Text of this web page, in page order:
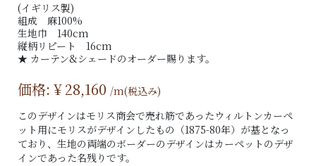
(イギリス製)
組成 麻100%
生地巾 140cm
縦柄リピート 16cm
★ カーテン&シェードのオーダー賜ります。
価格: ¥28,160 /m(税込み)
このデザインはモリス商会で売れ筋であったウィルトンカーペ
ット用にモリスがデザインしたもの（1875-80年）が基となっ
ており、生地の両端のボーダーのデザインはカーペットのデザ
インであった名残りです。